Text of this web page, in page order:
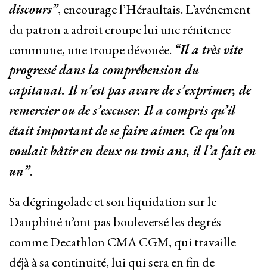
discours”, encourage l’Héraultais. L’avénement
du patron a adroit croupe lui une rénitence
commune, une troupe dévouée. “Il a très vite
progressé dans la compréhension du
capitanat. Il n’est pas avare de s’exprimer, de
remercier ou de s’excuser. Il a compris qu’il
était important de se faire aimer. Ce qu’on
voulait bâtir en deux ou trois ans, il l’a fait en
un”.
Sa dégringolade et son liquidation sur le
Dauphiné n’ont pas bouleversé les degrés
comme Decathlon CMA CGM, qui travaille
déjà à sa continuité, lui qui sera en fin de